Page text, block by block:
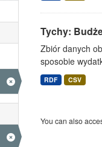
Tychy:
Zbiór danych
sposobie
RDF CSV
You can also